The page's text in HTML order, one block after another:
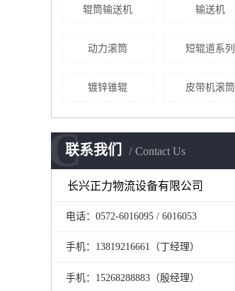
辊筒输送机 输送机
动力滚筒 短辊道系列
镀锌锥辊 皮带机滚筒
联系我们 Contact Us
C
长兴正力物流设备有限公司
电话：0572-6016095 / 6016053
手机：13819216661（丁经理）
手机：15268288883（殷经理）